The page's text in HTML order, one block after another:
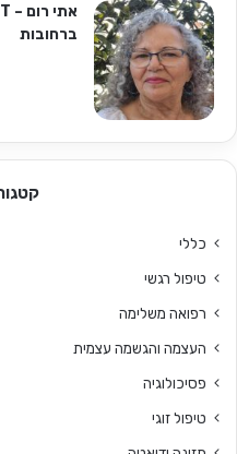
ברחובות
כללי
טיפול רגשי
רפואה משלימה
העצמה והגשמה עצמית
פסיכולוגיה
טיפול זוגי